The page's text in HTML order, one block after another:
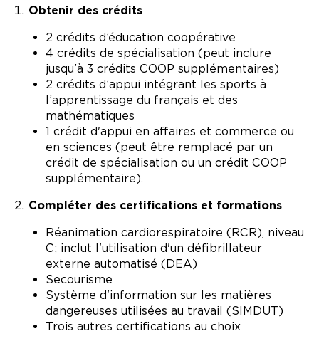
Obtenir des crédits
2 crédits d’éducation coopérative
4 crédits de spécialisation (peut inclure
jusqu’à 3 crédits COOP supplémentaires)
2 crédits d’appui intégrant les sports à
l’apprentissage du français et des
mathématiques
1 crédit d'appui en affaires et commerce ou
en sciences (peut être remplacé par un
crédit de spécialisation ou un crédit COOP
supplémentaire).
Compléter des certifications et formations
Réanimation cardiorespiratoire (RCR), niveau
C; inclut l'utilisation d'un défibrillateur
externe automatisé (DEA)
Secourisme
Système d'information sur les matières
dangereuses utilisées au travail (SIMDUT)
Trois autres certifications au choix